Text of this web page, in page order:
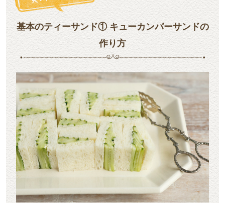
基本のティーサンド① キューカンバーサンドの
作り方